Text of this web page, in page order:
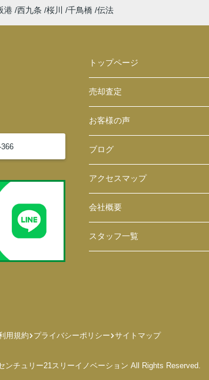
港 西九条 桜川 千鳥橋 伝法
トップページ
売却査定
お客様の声
ブログ
アクセスマップ
会社概要
スタッフ一覧
用規約 プライバシーポリシー サイトマップ
ンチュリー21スリーイノベーション All Rights Reserved.